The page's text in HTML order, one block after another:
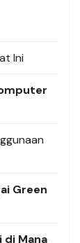
Ini
Green
di Mana